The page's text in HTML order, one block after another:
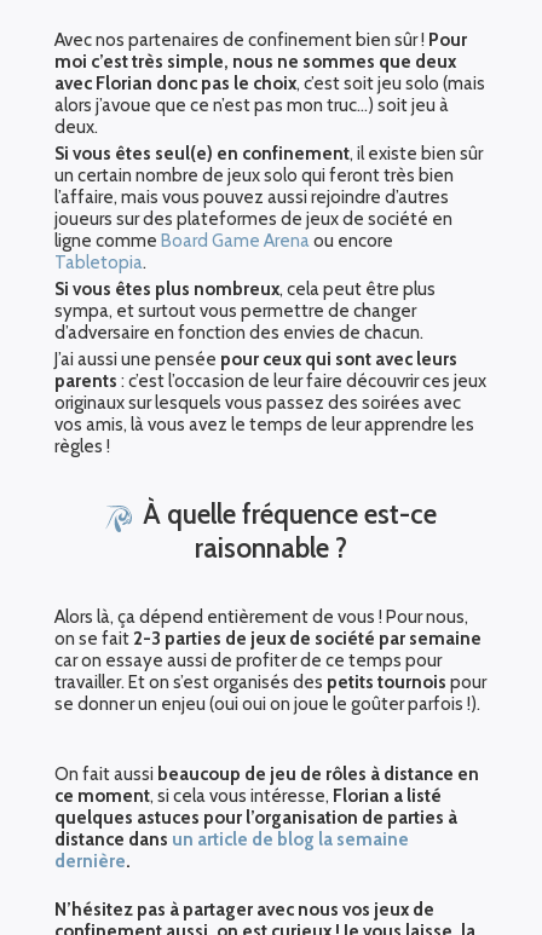
Avec nos partenaires de confinement bien sûr ! Pour
moi c’est très simple, nous ne sommes que deux
avec Florian donc pas le choix, c’est soit jeu solo (mais
alors j’avoue que ce n’est pas mon truc…) soit jeu à
deux.
Si vous êtes seul(e) en confinement, il existe bien sûr
un certain nombre de jeux solo qui feront très bien
l’affaire, mais vous pouvez aussi rejoindre d’autres
joueurs sur des plateformes de jeux de société en
ligne comme Board Game Arenaou encore
Tabletopia.
Si vous êtes plus nombreux, cela peut être plus
sympa, et surtout vous permettre de changer
d’adversaire en fonction des envies de chacun.
J’ai aussi une pensée pour ceux qui sont avec leurs
parents : c’est l’occasion de leur faire découvrir ces jeux
originaux sur lesquels vous passez des soirées avec
vos amis, là vous avez le temps de leur apprendre les
règles !
À quelle fréquence est-ce
raisonnable ?
Alors là, ça dépend entièrement de vous ! Pour nous,
on se fait 2-3 parties de jeux de société par semaine
car on essaye aussi de profiter de ce temps pour
travailler. Et on s’est organisés des petits tournois pour
se donner un enjeu (oui oui on joue le goûter parfois !).
On fait aussi beaucoup de jeu de rôles à distance en
ce moment, si cela vous intéresse, Florian a listé
quelques astuces pour l’organisation de parties à
distance dans un article de blog la semaine
dernière.
N’hésitez pas à partager avec nous vos jeux de